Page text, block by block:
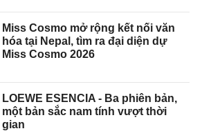
Miss Cosmo mở rộng kết nối văn
hóa tại Nepal, tìm ra đại diện dự
Miss Cosmo 2026
LOEWE ESENCIA - Ba phiên bản,
một bản sắc nam tính vượt thời
gian